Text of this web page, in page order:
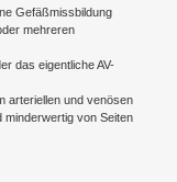
Gefäßmissbildung
mehreren
das eigentliche AV-
arteriellen und venösen
von Seiten